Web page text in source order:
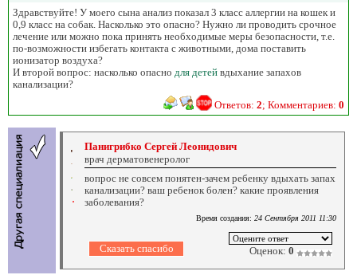
Здравствуйте! У моего сына анализ показал 3 класс аллергии на кошек и
0,9 класс на собак. Насколько это опасно? Нужно ли проводить срочное
лечение или можно пока принять необходимые меры безопасности, т.е.
по-возможности избегать контакта с животными, дома поставить
ионизатор воздуха?
И второй вопрос: насколько опасно для детей вдыхание запахов
канализации?
Ответов: 2; Комментариев: 0
Панигрибко Сергей Леонидович
врач дерматовенеролог
вопрос не совсем понятен-зачем ребенку вдыхать запах
канализации? ваш ребенок болен? какие проявления
заболевания?
Время создания: 24 Сентября 2011 11:30
Оценок: 0